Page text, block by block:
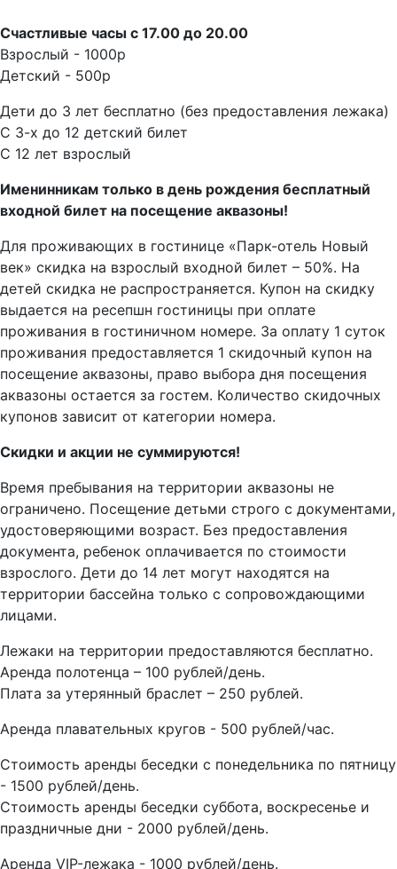
Счастливые часы с 17.00 до 20.00
Взрослый - 1000р
Детский - 500р
Дети до 3 лет бесплатно (без предоставления лежака)
С 3-х до 12 детский билет
С 12 лет взрослый
Именинникам только в день рождения бесплатный
входной билет на посещение аквазоны!
Для проживающих в гостинице «Парк-отель Новый
век» скидка на взрослый входной билет – 50%. На
детей скидка не распространяется. Купон на скидку
выдается на ресепшн гостиницы при оплате
проживания в гостиничном номере. За оплату 1 суток
проживания предоставляется 1 скидочный купон на
посещение аквазоны, право выбора дня посещения
аквазоны остается за гостем. Количество скидочных
купонов зависит от категории номера.
Скидки и акции не суммируются!
Время пребывания на территории аквазоны не
ограничено. Посещение детьми строго с документами,
удостоверяющими возраст. Без предоставления
документа, ребенок оплачивается по стоимости
взрослого. Дети до 14 лет могут находятся на
территории бассейна только с сопровождающими
лицами.
Лежаки на территории предоставляются бесплатно.
Аренда полотенца – 100 рублей/день.
Плата за утерянный браслет – 250 рублей.
Аренда плавательных кругов - 500 рублей/час.
Стоимость аренды беседки с понедельника по пятницу
- 1500 рублей/день.
Стоимость аренды беседки суббота, воскресенье и
праздничные дни - 2000 рублей/день.
Аренда VIP-лежака - 1000 рублей/день.